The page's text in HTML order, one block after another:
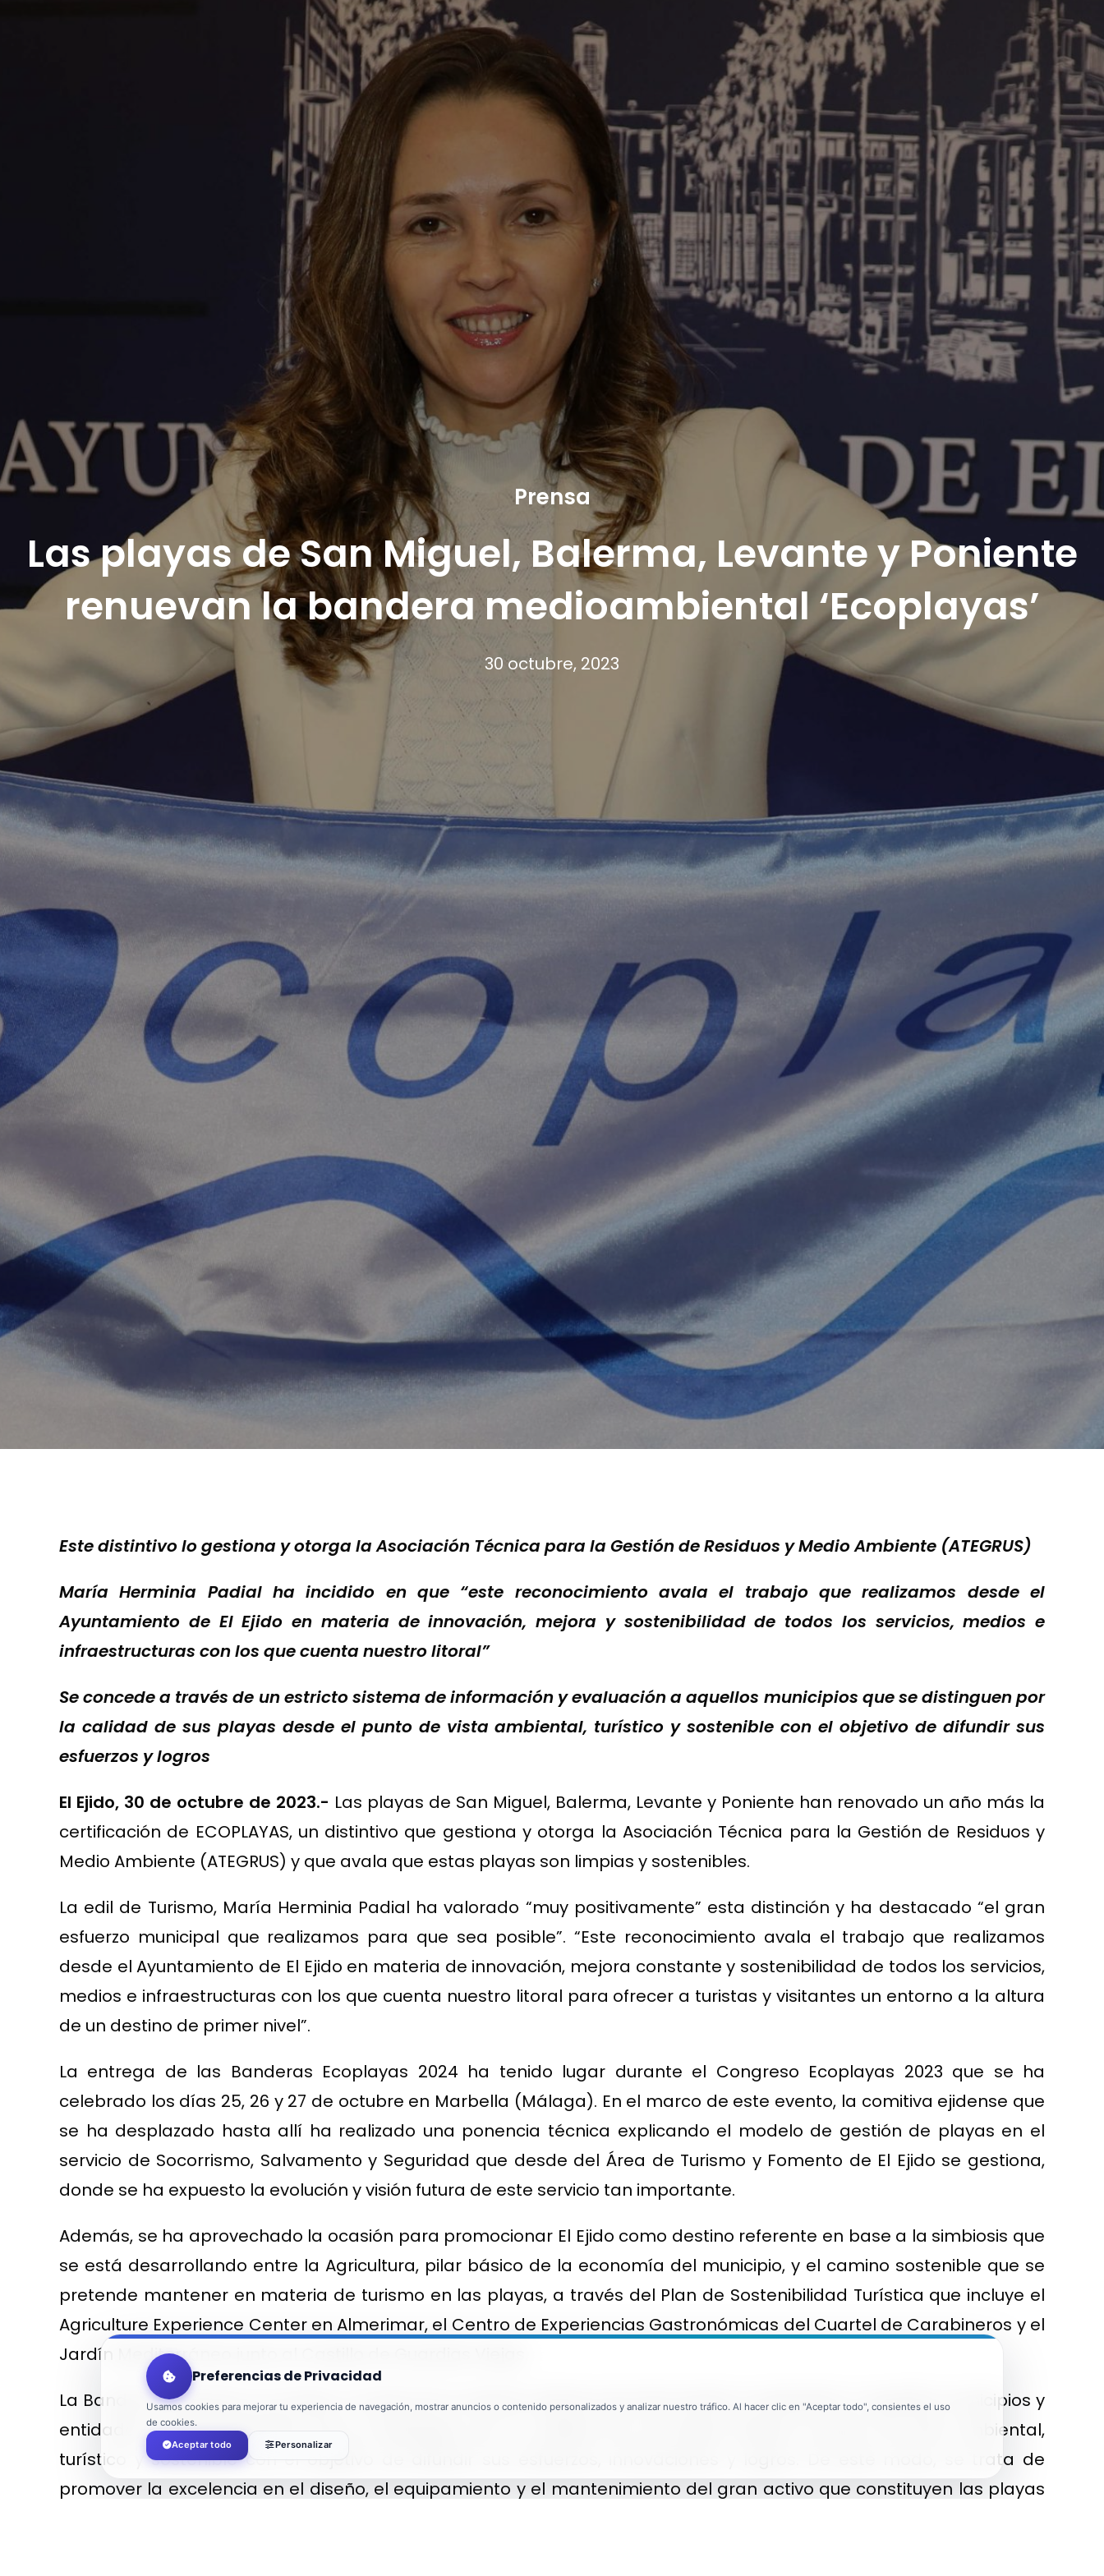
Prensa
Las playas de San Miguel, Balerma, Levante y Poniente
renuevan la bandera medioambiental ‘Ecoplayas’
30 octubre, 2023
Este distintivo lo gestiona y otorga la Asociación Técnica para la Gestión de Residuos y Medio Ambiente (ATEGRUS)
María Herminia Padial ha incidido en que “este reconocimiento avala el trabajo que realizamos desde el
Ayuntamiento de El Ejido en materia de innovación, mejora y sostenibilidad de todos los servicios, medios e
infraestructuras con los que cuenta nuestro litoral”
Se concede a través de un estricto sistema de información y evaluación a aquellos municipios que se distinguen por
la calidad de sus playas desde el punto de vista ambiental, turístico y sostenible con el objetivo de difundir sus
esfuerzos y logros
El Ejido, 30 de octubre de 2023.- Las playas de San Miguel, Balerma, Levante y Poniente han renovado un año más la
certificación de ECOPLAYAS, un distintivo que gestiona y otorga la Asociación Técnica para la Gestión de Residuos y
Medio Ambiente (ATEGRUS) y que avala que estas playas son limpias y sostenibles.
La edil de Turismo, María Herminia Padial ha valorado “muy positivamente” esta distinción y ha destacado “el gran
esfuerzo municipal que realizamos para que sea posible”. “Este reconocimiento avala el trabajo que realizamos
desde el Ayuntamiento de El Ejido en materia de innovación, mejora constante y sostenibilidad de todos los servicios,
medios e infraestructuras con los que cuenta nuestro litoral para ofrecer a turistas y visitantes un entorno a la altura
de un destino de primer nivel”.
La entrega de las Banderas Ecoplayas 2024 ha tenido lugar durante el Congreso Ecoplayas 2023 que se ha
celebrado los días 25, 26 y 27 de octubre en Marbella (Málaga). En el marco de este evento, la comitiva ejidense que
se ha desplazado hasta allí ha realizado una ponencia técnica explicando el modelo de gestión de playas en el
servicio de Socorrismo, Salvamento y Seguridad que desde del Área de Turismo y Fomento de El Ejido se gestiona,
donde se ha expuesto la evolución y visión futura de este servicio tan importante.
Además, se ha aprovechado la ocasión para promocionar El Ejido como destino referente en base a la simbiosis que
se está desarrollando entre la Agricultura, pilar básico de la economía del municipio, y el camino sostenible que se
pretende mantener en materia de turismo en las playas, a través del Plan de Sostenibilidad Turística que incluye el
Agriculture Experience Center en Almerimar, el Centro de Experiencias Gastronómicas del Cuartel de Carabineros y el
Jardín Mediterráneo junto al Castillo de Guardias Viejas.
La Bandera Ecoplayas se otorga, a través de un estricto sistema de información y evaluación, a aquellos municipios y
entidades supramunicipales que se distinguen por la calidad de sus playas desde el punto de vista ambiental,
turístico y sostenible con el objetivo de difundir sus esfuerzos, innovaciones y logros. De este modo, se trata de
promover la excelencia en el diseño, el equipamiento y el mantenimiento del gran activo que constituyen las playas
Preferencias de Privacidad
Usamos cookies para mejorar tu experiencia de navegación, mostrar anuncios o contenido personalizados y analizar nuestro tráfico. Al hacer clic en "Aceptar todo", consientes el uso
de cookies.
Aceptar todo
Personalizar